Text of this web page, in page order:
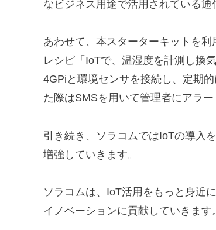
なビジネス用途で活用されている通
あわせて、本スターターキットを
レシピ「IoTで、温湿度を計測し換
4GPiと環境センサを接続し、定期
た際はSMSを用いて管理者にアラ
引き続き、ソラコムではIoTの導入
増強していきます。
ソラコムは、IoT活用をもっと身近
イノベーションに貢献していきます。